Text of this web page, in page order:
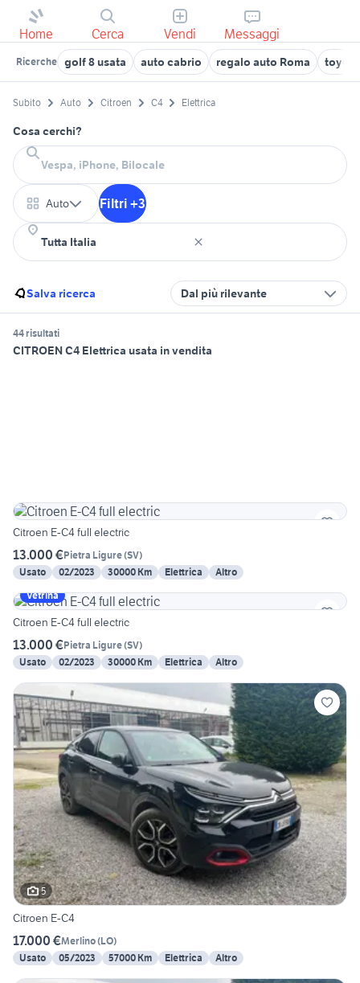
Home Cerca Vendi Messaggi
Ricerche golf 8 usata auto cabrio regalo auto Roma
Subito Auto Citroen C4 Elettrica
Cosa cerchi?
Auto Filtri +3
Salva ricerca Dal più rilevante
44 risultati
CITROEN C4 Elettrica usata in vendita
Citroen E-C4 full electric
13.000 €Pietra Ligure(SV)
Usato
02/2023 30000 Km Elettrica
Altro
Vetrina
Citroen E-C4 full electric
13.000 €Pietra Ligure(SV)
Usato
02/2023 30000 Km Elettrica Altro
5
Citroen E-C4
17.000 €Merlino(LO)
Usato
05/2023 57000 Km Elettrica Altro